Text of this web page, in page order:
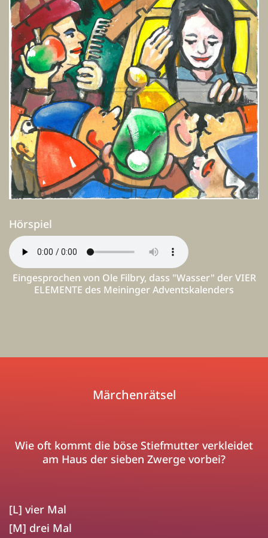
Hörspiel
Eingesprochen von Ole Filbry, dass "Wasser" der VIER
ELEMENTE des Meininger Adventskalenders
Märchenrätsel
Wie oft kommt die böse Stiefmutter verkleidet
am Haus der sieben Zwerge vorbei?
[L] vier Mal
[M] drei Mal